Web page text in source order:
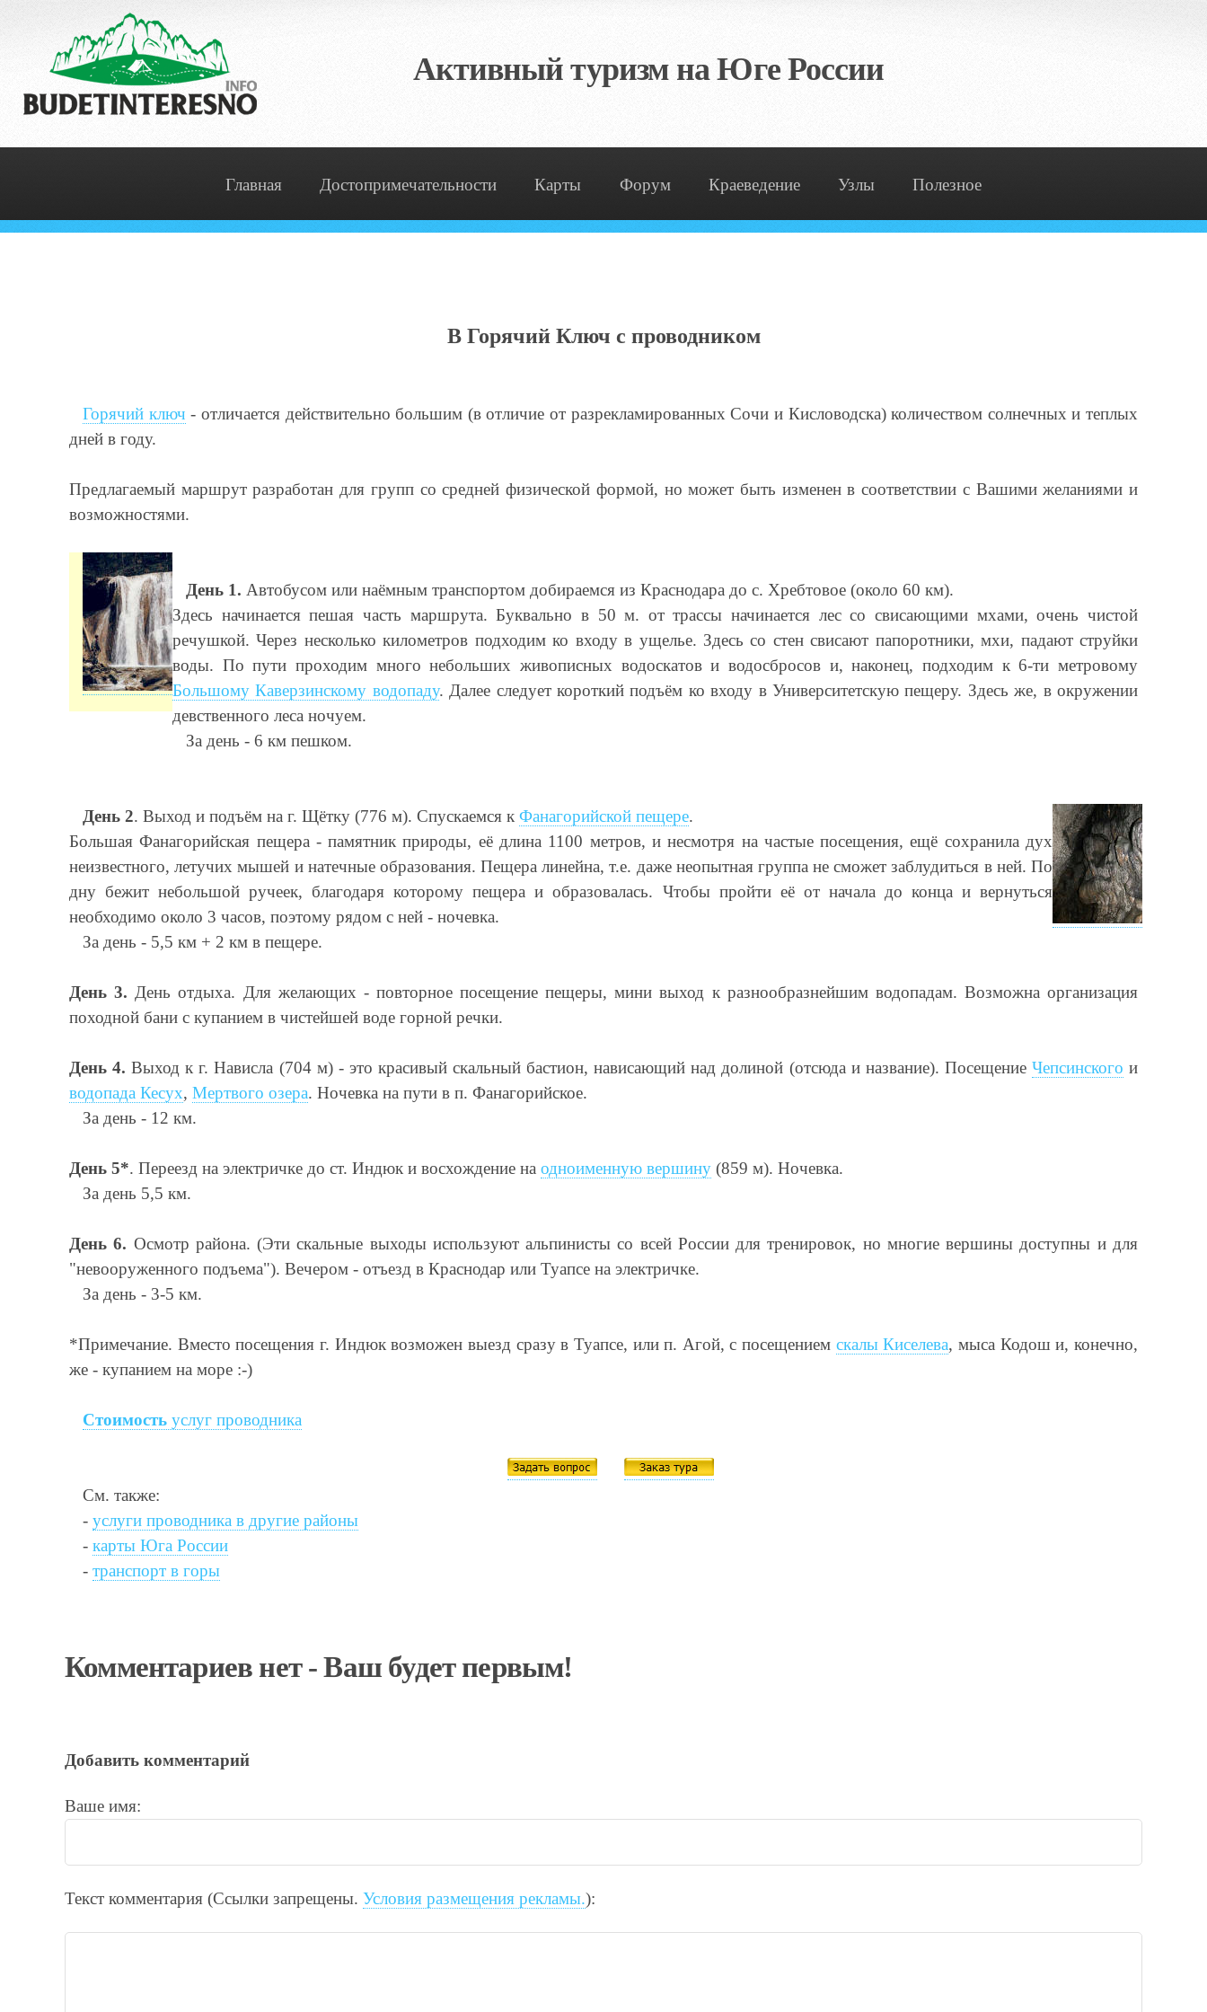
Активный туризм на Юге России
Главная Достопримечательности Карты Форум Краеведение Узлы Полезное
В Горячий Ключ с проводником
Горячий ключ - отличается действительно большим (в отличие от разрекламированных Сочи и Кисловодска) количеством солнечных и теплых
дней в году.
Предлагаемый маршрут разработан для групп со средней физической формой, но может быть изменен в соответствии с Вашими желаниями и
возможностями.
День 1. Автобусом или наёмным транспортом добираемся из Краснодара до с. Хребтовое (около 60 км).
Здесь начинается пешая часть маршрута. Буквально в 50 м. от трассы начинается лес со свисающими мхами, очень чистой
речушкой. Через несколько километров подходим ко входу в ущелье. Здесь со стен свисают папоротники, мхи, падают струйки
воды. По пути проходим много небольших живописных водоскатов и водосбросов и, наконец, подходим к 6-ти метровому
Большому Каверзинскому водопаду. Далее следует короткий подъём ко входу в Университетскую пещеру. Здесь же, в окружении
девственного леса ночуем.
За день - 6 км пешком.
День 2. Выход и подъём на г. Щётку (776 м). Спускаемся к Фанагорийской пещере.
Большая Фанагорийская пещера - памятник природы, её длина 1100 метров, и несмотря на частые посещения, ещё сохранила дух
неизвестного, летучих мышей и натечные образования. Пещера линейна, т.е. даже неопытная группа не сможет заблудиться в ней. По
дну бежит небольшой ручеек, благодаря которому пещера и образовалась. Чтобы пройти её от начала до конца и вернуться
необходимо около 3 часов, поэтому рядом с ней - ночевка.
За день - 5,5 км + 2 км в пещере.
День 3. День отдыха. Для желающих - повторное посещение пещеры, мини выход к разнообразнейшим водопадам. Возможна организация
походной бани с купанием в чистейшей воде горной речки.
День 4. Выход к г. Нависла (704 м) - это красивый скальный бастион, нависающий над долиной (отсюда и название). Посещение Чепсинского и
водопада Кесух, Мертвого озера. Ночевка на пути в п. Фанагорийское.
За день - 12 км.
День 5*. Переезд на электричке до ст. Индюк и восхождение на одноименную вершину (859 м). Ночевка.
За день 5,5 км.
День 6. Осмотр района. (Эти скальные выходы используют альпинисты со всей России для тренировок, но многие вершины доступны и для
"невооруженного подъема"). Вечером - отъезд в Краснодар или Туапсе на электричке.
За день - 3-5 км.
*Примечание. Вместо посещения г. Индюк возможен выезд сразу в Туапсе, или п. Агой, с посещением скалы Киселева, мыса Кодош и, конечно,
же - купанием на море :-)
Стоимость услуг проводника
См. также:
- услуги проводника в другие районы
- карты Юга России
- транспорт в горы
Комментариев нет - Ваш будет первым!
Добавить комментарий
Ваше имя:
Текст комментария (Ссылки запрещены. Условия размещения рекламы.):